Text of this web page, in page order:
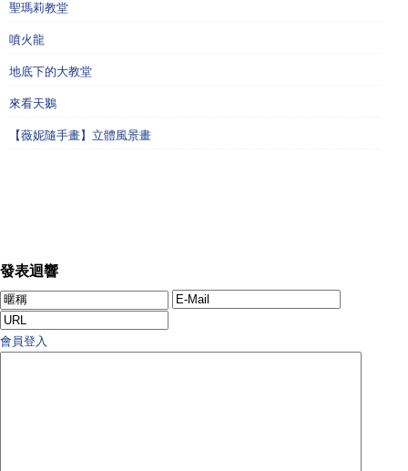
聖瑪莉教堂
噴火龍
地底下的大教堂
來看天鵝
【薇妮隨手畫】立體風景畫
發表迴響
會員登入